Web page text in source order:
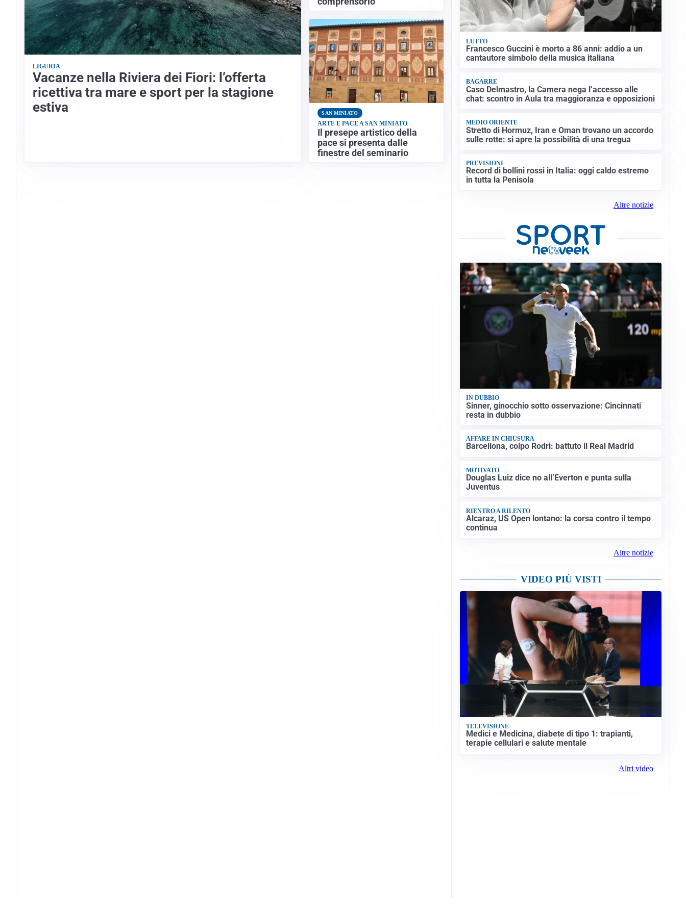
LIGURIA
Vacanze nella Riviera dei Fiori: l’offerta
ricettiva tra mare e sport per la stagione
estiva
SAN MINIATO
ARTE E PACE A SAN MINIATO
Il presepe artistico della
pace si presenta dalle
finestre del seminario
LUTTO
Francesco Guccini è morto a 86 anni: addio a un
cantautore simbolo della musica italiana
BAGARRE
Caso Delmastro, la Camera nega l’accesso alle
chat: scontro in Aula tra maggioranza e opposizioni
MEDIO ORIENTE
Stretto di Hormuz, Iran e Oman trovano un accordo
sulle rotte: si apre la possibilità di una tregua
PREVISIONI
Record di bollini rossi in Italia: oggi caldo estremo
in tutta la Penisola
Altre notizie
IN DUBBIO
Sinner, ginocchio sotto osservazione: Cincinnati
resta in dubbio
AFFARE IN CHIUSURA
Barcellona, colpo Rodri: battuto il Real Madrid
MOTIVATO
Douglas Luiz dice no all’Everton e punta sulla
Juventus
RIENTRO A RILENTO
Alcaraz, US Open lontano: la corsa contro il tempo
continua
Altre notizie
VIDEO PIÙ VISTI
TELEVISIONE
Medici e Medicina, diabete di tipo 1: trapianti,
terapie cellulari e salute mentale
Altri video